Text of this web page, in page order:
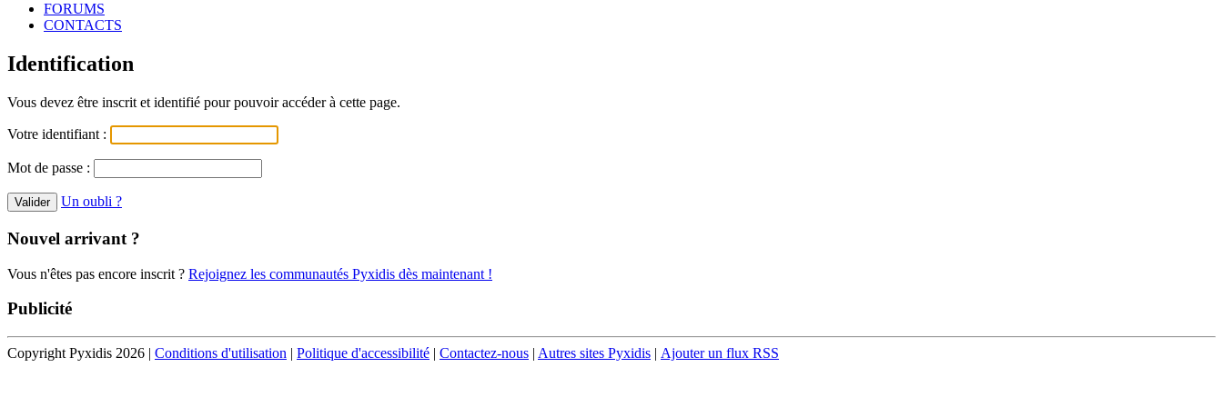
FORUMS
CONTACTS
Identification
Vous devez être inscrit et identifié pour pouvoir accéder à cette page.
Votre identifiant :
Mot de passe :
Un oubli ?
Nouvel arrivant ?
Vous n'êtes pas encore inscrit ? Rejoignez les communautés Pyxidis dès maintenant !
Publicité
Copyright Pyxidis 2026 | Conditions d'utilisation | Politique d'accessibilité | Contactez-nous | Autres sites Pyxidis | Ajouter un flux RSS